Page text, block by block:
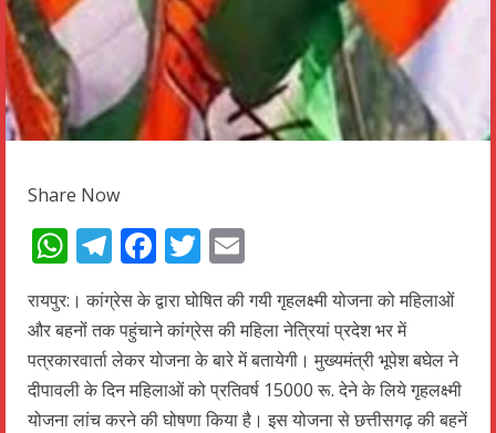
Share Now
WhatsApp
Telegram
Facebook
Twitter
रायपुर:। कांग्रेस के द्वारा घोषित की गयी गृहलक्ष्मी योजना को महिलाओं
और बहनों तक पहुंचाने कांग्रेस की महिला नेत्रियां प्रदेश भर में
पत्रकारवार्ता लेकर योजना के बारे में बतायेगी। मुख्यमंत्री भूपेश बघेल ने
दीपावली के दिन महिलाओं को प्रतिवर्ष 15000 रू. देने के लिये गृहलक्ष्मी
योजना लांच करने की घोषणा किया है। इस योजना से छत्तीसगढ़ की बहनें